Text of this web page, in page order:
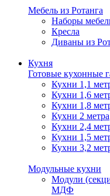
Мебель из Ротанга
Наборы
Кресла
Диваны из
Кухня
Готовые кухонные
Кухни 1,1
Кухни 1,6
Кухни 1,8
Кухни 2 метра
Кухни 2,4
Кухни 1,5
Кухни 3,2
Модульные кухни
Модули
МДФ